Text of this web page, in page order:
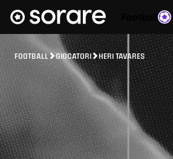
FOOTBALL GIOCATORI HERI TAVARES